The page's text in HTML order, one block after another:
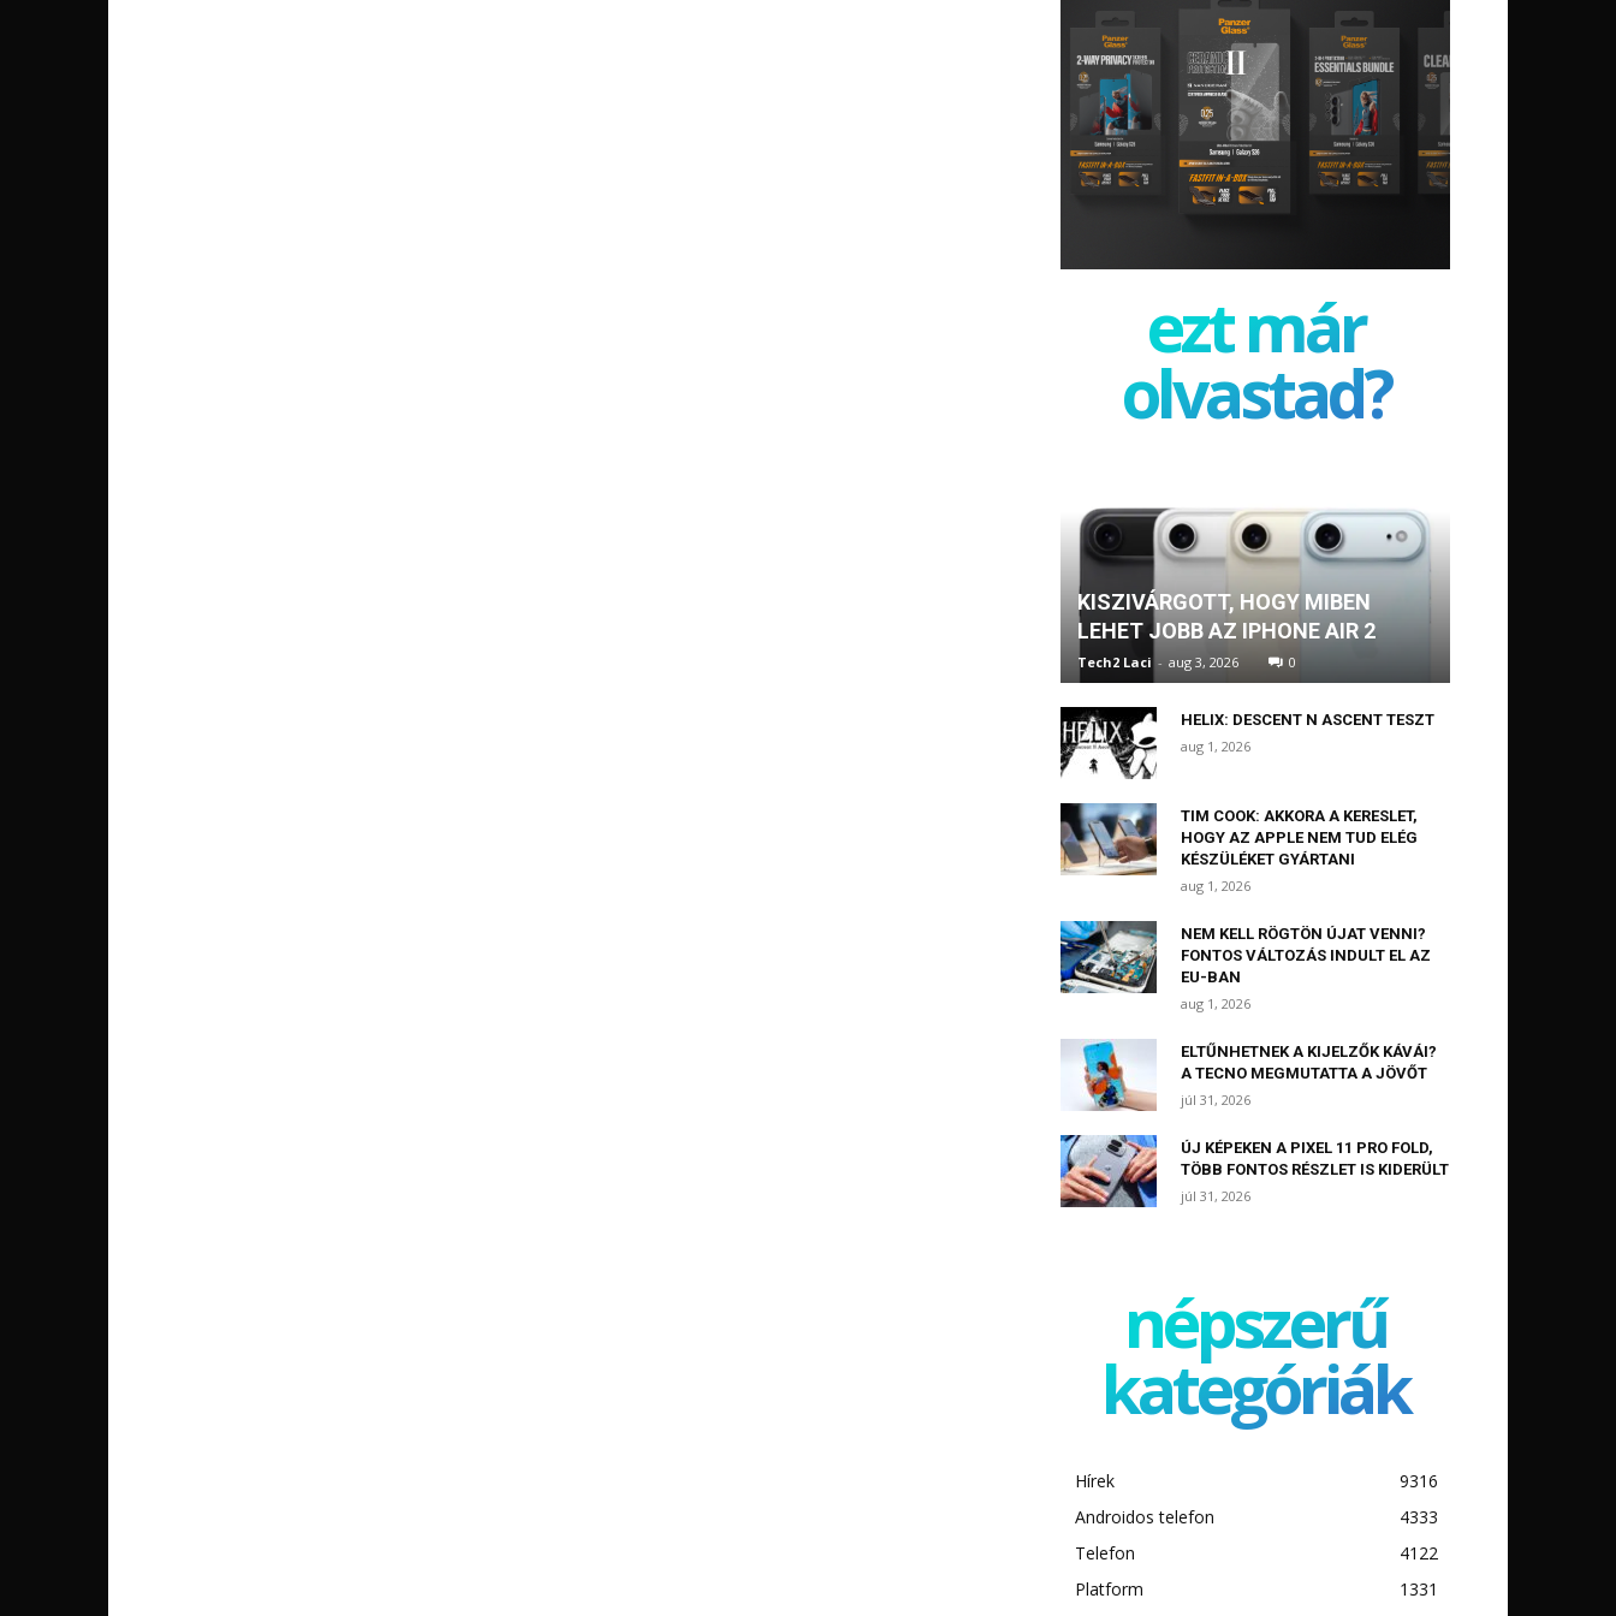
ezt már
olvastad?
KISZIVÁRGOTT, HOGY MIBEN
LEHET JOBB AZ IPHONE AIR 2
Tech2 Laci - aug 3, 2026 0
HELIX: DESCENT N ASCENT TESZT
aug 1, 2026
TIM COOK: AKKORA A KERESLET,
HOGY AZ APPLE NEM TUD ELÉG
KÉSZÜLÉKET GYÁRTANI
aug 1, 2026
NEM KELL RÖGTÖN ÚJAT VENNI?
FONTOS VÁLTOZÁS INDULT EL AZ
EU-BAN
aug 1, 2026
ELTŰNHETNEK A KIJELZŐK KÁVÁI?
A TECNO MEGMUTATTA A JÖVŐT
júl 31, 2026
ÚJ KÉPEKEN A PIXEL 11 PRO FOLD,
TÖBB FONTOS RÉSZLET IS KIDERÜLT
júl 31, 2026
népszerű
kategóriák
Hírek
9316
Androidos telefon
4333
Telefon
4122
Platform
1331